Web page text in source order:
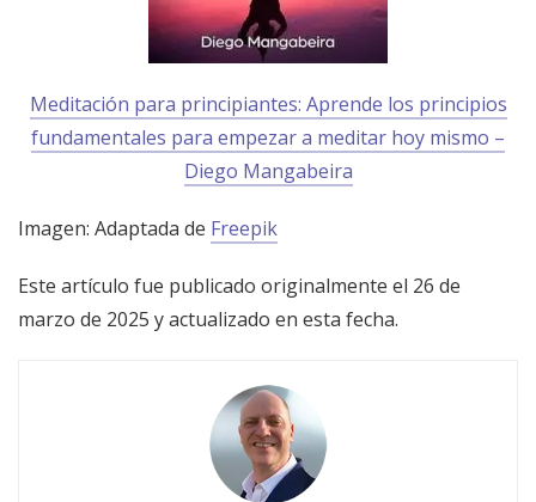
Meditación para principiantes: Aprende los principios
fundamentales para empezar a meditar hoy mismo –
Diego Mangabeira
Imagen: Adaptada de Freepik
Este artículo fue publicado originalmente el 26 de
marzo de 2025 y actualizado en esta fecha.